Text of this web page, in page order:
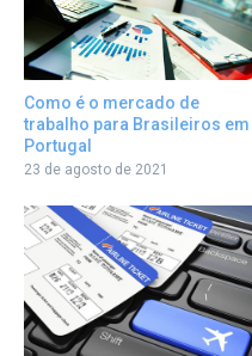
Como é o mercado de
trabalho para Brasileiros em
Portugal
23 de agosto de 2021